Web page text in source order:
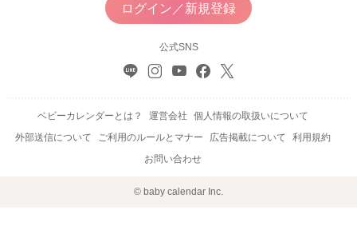
ログイン／新規登録
公式SNS
ベビーカレンダーとは？ 運営会社
個人情報の取扱いについて
外部送信について
ご利用のルールとマナー 広告掲載について
利用規約
お問い合わせ
© baby calendar Inc.